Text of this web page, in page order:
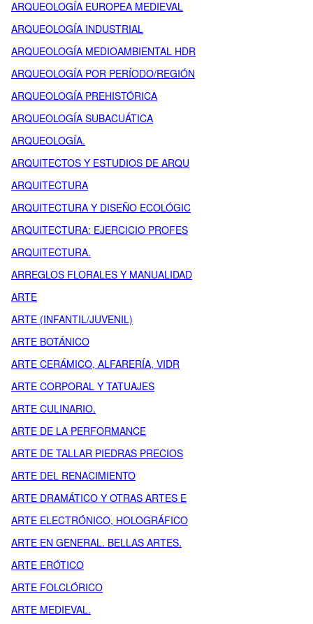
ARQUEOLOGÍA EUROPEA MEDIEVAL
ARQUEOLOGÍA INDUSTRIAL
ARQUEOLOGÍA MEDIOAMBIENTAL HDR
ARQUEOLOGÍA POR PERÍODO/REGIÓN
ARQUEOLOGÍA PREHISTÓRICA
ARQUEOLOGÍA SUBACUÁTICA
ARQUEOLOGÍA.
ARQUITECTOS Y ESTUDIOS DE ARQU
ARQUITECTURA
ARQUITECTURA Y DISEÑO ECOLÓGIC
ARQUITECTURA: EJERCICIO PROFES
ARQUITECTURA.
ARREGLOS FLORALES Y MANUALIDAD
ARTE
ARTE (INFANTIL/JUVENIL)
ARTE BOTÁNICO
ARTE CERÁMICO, ALFARERÍA, VIDR
ARTE CORPORAL Y TATUAJES
ARTE CULINARIO.
ARTE DE LA PERFORMANCE
ARTE DE TALLAR PIEDRAS PRECIOS
ARTE DEL RENACIMIENTO
ARTE DRAMÁTICO Y OTRAS ARTES E
ARTE ELECTRÓNICO, HOLOGRÁFICO
ARTE EN GENERAL. BELLAS ARTES.
ARTE ERÓTICO
ARTE FOLCLÓRICO
ARTE MEDIEVAL.